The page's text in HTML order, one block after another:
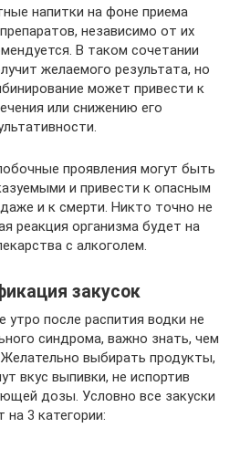
напитки на фоне приема
независимо от их
В таком сочетании
желаемого результата, но
может привести к
или снижению его
проявления могут быть
и привести к опасным
и к смерти. Никто точно не
реакция организма будет на
с алкоголем.
закусок
после распития водки не
синдрома, важно знать, чем
выбирать продукты,
вкус выпивки, не испортив
дозы. Условно все закуски
на 3 категории: